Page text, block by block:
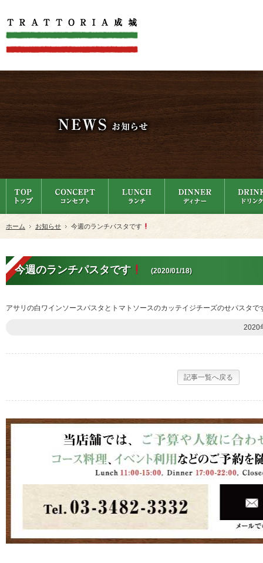
ホーム お知らせ 今週のランチパスタです
今週のランチパスタです (2020/01/18)
アサリの白ワインソースパスタとトマトソースのカッテイジチーズのせパスタで
2020
記事一覧へ戻る